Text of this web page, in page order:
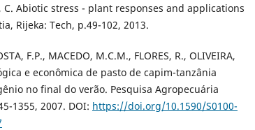
C. Abiotic stress - plant responses and applications
Rijeka: Tech, p.49-102, 2013.
F.P., MACEDO, M.C.M., FLORES, R., OLIVEIRA,
e econômica de pasto de capim-tanzânia
no final do verão. Pesquisa Agropecuária
1355, 2007. DOI: https://doi.org/10.1590/S0100-